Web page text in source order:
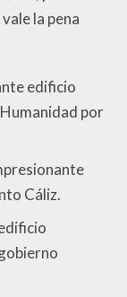
la pena
edificio
por
Cáliz.